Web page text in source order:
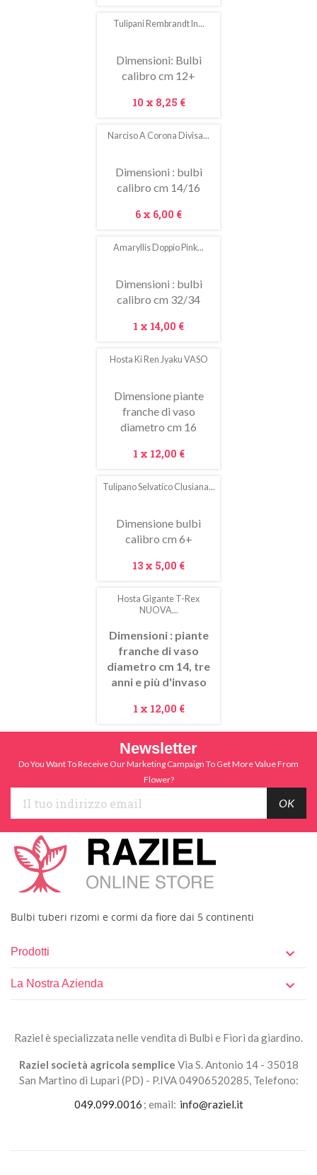
Tulipani Rembrandt In...
Dimensioni: Bulbi
calibro cm 12+
Prezzo
10 x 8,25 €
Narciso A Corona Divisa...
Dimensioni : bulbi
calibro cm 14/16
Prezzo
6 x 6,00 €
Amaryllis Doppio Pink...
Dimensioni : bulbi
calibro cm 32/34
Prezzo
1 x 14,00 €
Hosta Ki Ren Jyaku VASO
Dimensione piante
franche di vaso
diametro cm 16
Prezzo
1 x 12,00 €
Tulipano Selvatico Clusiana...
Dimensione bulbi
calibro cm 6+
Prezzo
13 x 5,00 €
Hosta Gigante T-Rex
NUOVA...
Dimensioni : piante
franche di vaso
diametro cm 14, tre
anni e più d'invaso
Prezzo
1 x 12,00 €
Newsletter
Do You Want To Receive Our Marketing Campaign To Get More Value From
Flower?
Bulbi tuberi rizomi e cormi da fiore dai 5 continenti
Prodotti 
La Nostra Azienda 
Raziel è specializzata nelle vendita di Bulbi e Fiori da giardino.
Raziel società agricola semplice Via S. Antonio 14 - 35018
San Martino di Lupari (PD) - P.IVA 04906520285, Telefono:
049.099.0016 ; email: info@raziel.it